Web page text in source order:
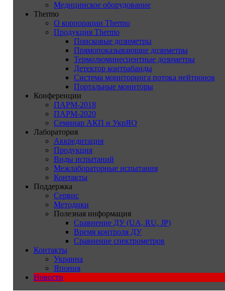
Медицинское оборудование
Thermo
О корпорации Thermo
Продукция Thermo
Поисковые дозиметры
Прямопоказывающие дозиметры
Термолюминесцентные дозиметры
Детектор контрабанды
Система мониторинга потока нейтронов
Портальные мониторы
Конференции
ПАРМ-2018
ПАРМ-2020
Семинар АКП и УкрЯО
Лаборатория
Аккредитация
Продукция
Виды испытаний
Межлабораторные испытания
Контакты
Поддержка
Сервис
Методики
Полезная информация
Сравнение ДУ (UA, RU, JP)
Время контроля ДУ
Сравнение спектрометров
Контакты
Украина
Япония
Новости